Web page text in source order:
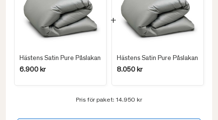
Hästens Satin Pure Påslakan
6.900 kr
Hästens Satin Pure Påslakan
8.050 kr
Pris för paket: 14.950 kr